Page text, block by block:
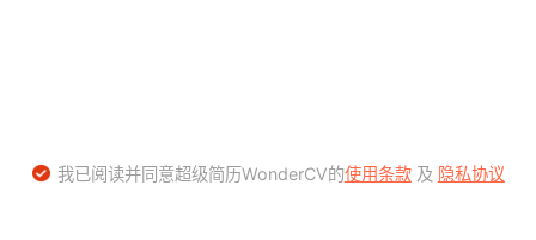
我已阅读并同意超级简历WonderCV的使用条款及 隐私协议